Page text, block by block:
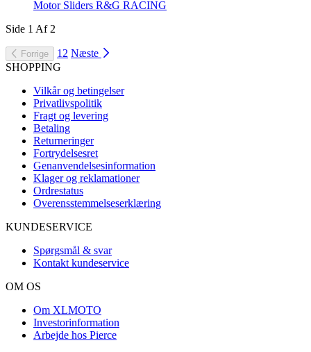
Motor Sliders R&G RACING
Side 1 Af 2
Forrige 1 2 Næste
SHOPPING
Vilkår og betingelser
Privatlivspolitik
Fragt og levering
Betaling
Returneringer
Fortrydelsesret
Genanvendelsesinformation
Klager og reklamationer
Ordrestatus
Overensstemmelseserklæring
KUNDESERVICE
Spørgsmål & svar
Kontakt kundeservice
OM OS
Om XLMOTO
Investorinformation
Arbejde hos Pierce